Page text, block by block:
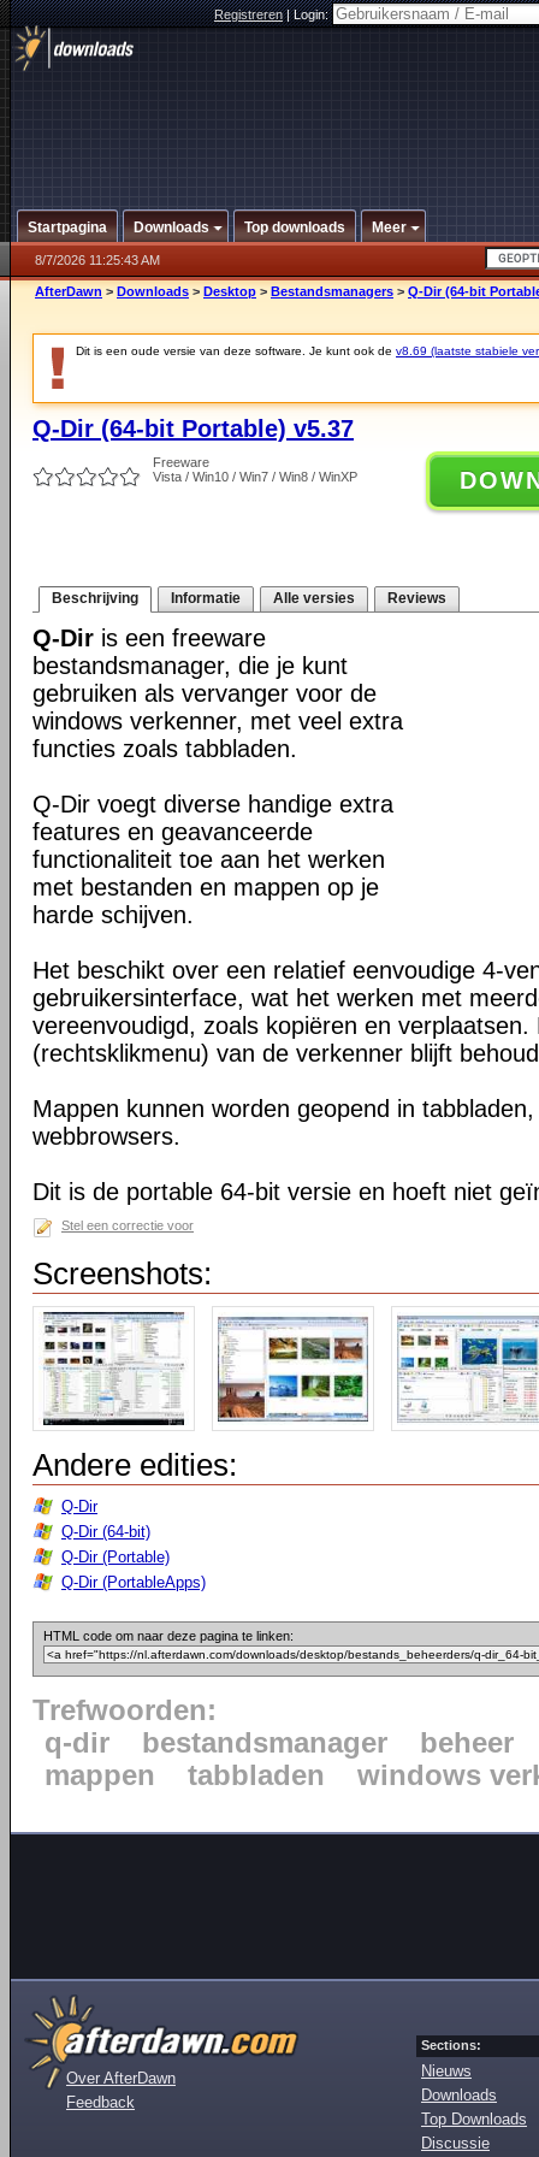
Registreren|Login:
Startpagina Downloads Top downloads Meer
8/7/2026 11:25:43 AM
AfterDawn > Downloads > Desktop > Bestandsmanagers > Q-Dir (64-bit
Dit is een oude versie van deze software. Je kunt ook de v8.69 (laatste stabiele
Q-Dir (64-bit Portable) v5.37
Freeware
Vista / Win10 / Win7 / Win8 / WinXP
Beschrijving Informatie Alle versies Reviews
Q-Dir is een freeware
bestandsmanager, die je kunt
gebruiken als vervanger voor de
windows verkenner, met veel extra
functies zoals tabbladen.
Q-Dir voegt diverse handige extra
features en geavanceerde
functionaliteit toe aan het werken
met bestanden en mappen op je
harde schijven.
Het beschikt over een relatief eenvoudige 4-
gebruikersinterface, wat het werken met
vereenvoudigd, zoals kopiëren en
(rechtsklikmenu) van de verkenner blijft
Mappen kunnen worden geopend in
webbrowsers.
Dit is de portable 64-bit versie en hoeft niet
Stel een correctie voor
Screenshots:
Andere edities:
Q-Dir
Q-Dir (64-bit)
Q-Dir (Portable)
Q-Dir (PortableApps)
HTML code om naar deze pagina te linken:
Trefwoorden:
q-dir
bestandsmanager
beheer
mappen
tabbladen windows
Over AfterDawn
Feedback
Sections:
Nieuws
Downloads
Top Downloads
Discussie